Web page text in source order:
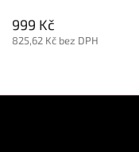
999 Kč
825,62 Kč bez DPH